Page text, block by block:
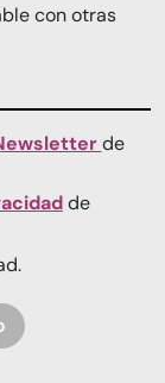
con otras
de
de